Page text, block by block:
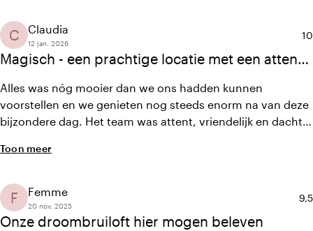
we have, they always answer immediately with a big smile.
Guests had a great time.
Magisch - een prachtige locatie met een attent,
puntjes verzorgd
C Claudia
12 jan. 2026
10
Alles was nóg mooier dan we ons hadden kunnen
voorstellen en we genieten nog steeds enorm na van deze
bijzondere dag. Het team was attent, vriendelijk en dacht
ontspannen en genieten van de mooiste dag van ons
welke alles tot in de puntjes en perfect verzorgde. We
komen hier zeker terug!
Toon meer
Onze droombruiloft hier mogen beleven
F Femme
20 nov. 2025
9,5